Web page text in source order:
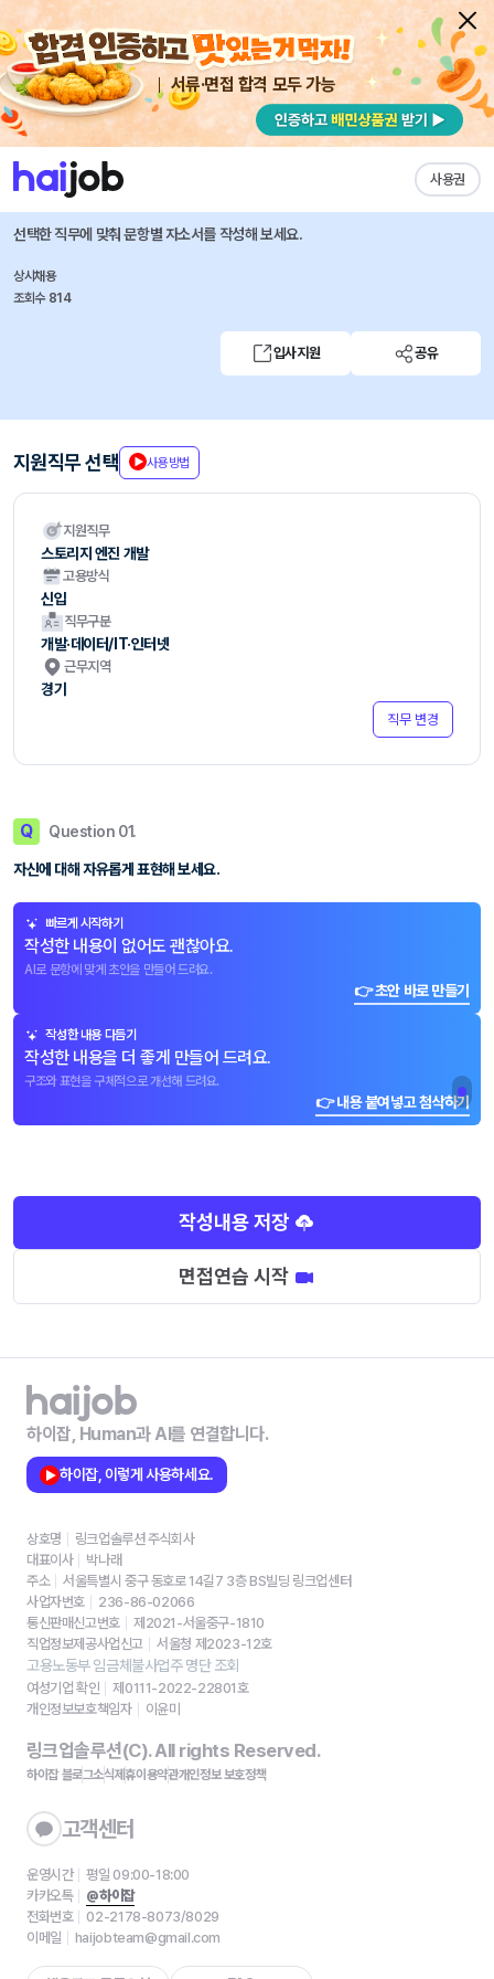
서류·면접 합격 모두 가능
사용권
채용공고 자소서 자유항목 자소서 내 작성목록
NHN CLOUD 즐겨찾기
스토리지 엔진 개발
선택한 직무에 맞춰 문항별 자소서를 작성해 보세요.
상시채용
조회수 814
입사지원 공유
지원직무 선택 사용방법
지원직무
스토리지 엔진 개발
고용방식
신입
직무구분
개발·데이터/IT·인터넷
근무지역
경기
직무 변경
Q Question 01.
자신에 대해 자유롭게 표현해 보세요.
빠르게 시작하기
작성한 내용이 없어도 괜찮아요.
AI로 문항에 맞게 초안을 만들어 드려요.
👉 초안 바로 만들기
작성한 내용 다듬기
작성한 내용을 더 좋게 만들어 드려요.
구조와 표현을 구체적으로 개선해 드려요.
👉 내용 붙여넣고 첨삭하기
작성내용 저장
면접연습 시작
하이잡, Human과 AI를 연결합니다.
하이잡, 이렇게 사용하세요.
상호명
링크업솔루션 주식회사
대표이사
박나래
주소
서울특별시 중구 동호로 14길7 3층 BS빌딩 링크업센터
사업자번호
236-86-02066
통신판매신고번호
제2021-서울중구-1810
직업정보제공사업신고
서울청 제2023-12호
고용노동부 임금체불사업주 명단 조회
여성기업 확인
제0111-2022-22801호
개인정보보호책임자
이윤미
링크업솔루션(C). All rights Reserved.
하이잡 블로그소식제휴이용약관개인정보 보호정책
고객센터
운영시간
평일 09:00-18:00
카카오톡
@하이잡
전화번호
02-2178-8073/8029
이메일
haijobteam@gmail.com